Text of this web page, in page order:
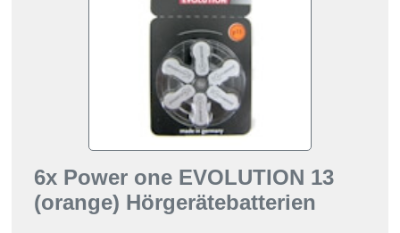
6x Power one EVOLUTION 13
(orange) Hörgerätebatterien